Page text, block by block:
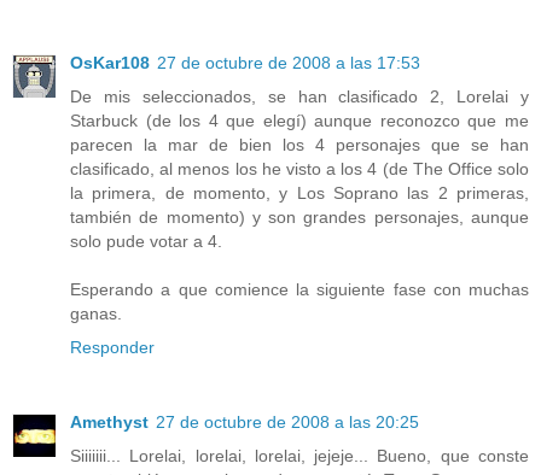
OsKar108 27 de octubre de 2008 a las 17:53
De mis seleccionados, se han clasificado 2, Lorelai y
Starbuck (de los 4 que elegí) aunque reconozco que me
parecen la mar de bien los 4 personajes que se han
clasificado, al menos los he visto a los 4 (de The Office solo
la primera, de momento, y Los Soprano las 2 primeras,
también de momento) y son grandes personajes, aunque
solo pude votar a 4.
Esperando a que comience la siguiente fase con muchas
ganas.
Responder
Amethyst 27 de octubre de 2008 a las 20:25
Siiiiiii... Lorelai, lorelai, lorelai, jejeje... Bueno, que conste